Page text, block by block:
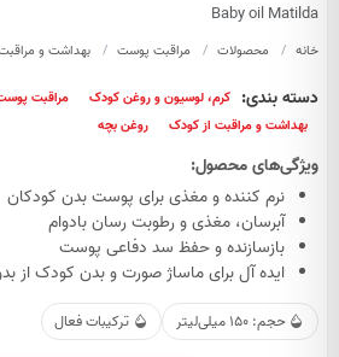
Baby oil Matilda
خانه محصولات مراقبت پوست بهداشت و
دسته بندی: کرم، لوسیون و روغن کودک
مراقبت
بهداشت و مراقبت از کودک
روغن بچه
ویژگی‌های محصول:
نرم کننده و مغذی برای پوست بدن کودکان
آبرسان، مغذی و رطوبت رسان بادوام
بازسازنده و حفظ سد دفاعی پوست
ایده آل برای ماساژ صورت و بدن کودک از
حجم: 150 میلی‌لیتر ترکیبات فعال